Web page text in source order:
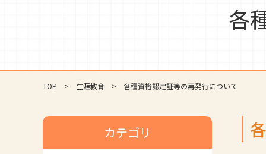
パンフレット（作業療法）
各
TOP 生涯教育 各種資格認定証等の再発行について
カテゴリ